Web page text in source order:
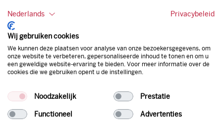
van een tankpas?
28 juli 2026
Lees meer
Nederlands Privacybeleid
Wij gebruiken cookies
We kunnen deze plaatsen voor analyse van onze bezoekersgegevens, om
onze website te verbeteren, gepersonaliseerde inhoud te tonen en om u
een geweldige website-ervaring te bieden. Voor meer informatie over de
cookies die we gebruiken opent u de instellingen.
Noodzakelijk Prestatie
Functioneel Advertenties